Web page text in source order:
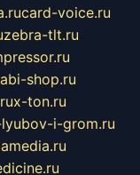
card-voice.ru
zebra-tlt.ru
shop.ru
x-ton.ru
i-grom.ru